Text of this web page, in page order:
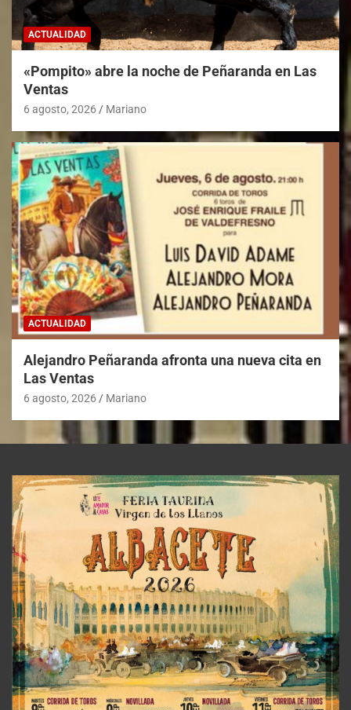
ACTUALIDAD
«Pompito» abre la noche de Peñaranda en Las
Ventas
6 agosto, 2026 Mariano
ACTUALIDAD
Alejandro Peñaranda afronta una nueva cita en
Las Ventas
6 agosto, 2026 Mariano